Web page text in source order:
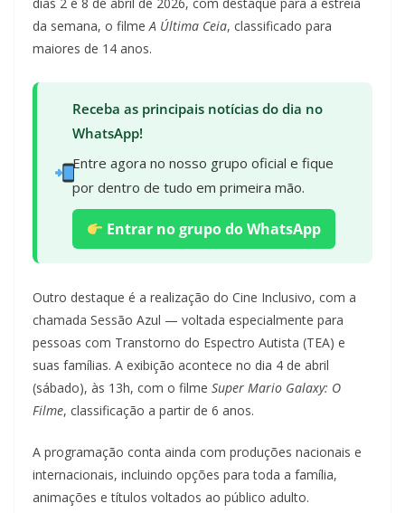
dias 2 e 8 de abril de 2026, com destaque para a estreia
da semana, o filmeA Última Ceia, classificado para
maiores de 14 anos.
Receba as principais notícias do dia no
WhatsApp!
Entre agora no nosso grupo oficial e fique
por dentro de tudo em primeira mão.
Entrar no grupo do WhatsApp
Outro destaque é a realização do Cine Inclusivo, com a
chamada Sessão Azul — voltada especialmente para
pessoas com Transtorno do Espectro Autista (TEA) e
suas famílias. A exibição acontece no dia 4 de abril
(sábado), às 13h, com o filme Super Mario Galaxy: O
Filme, classificação a partir de 6 anos.
A programação conta ainda com produções nacionais e
internacionais, incluindo opções para toda a família,
animações e títulos voltados ao público adulto.